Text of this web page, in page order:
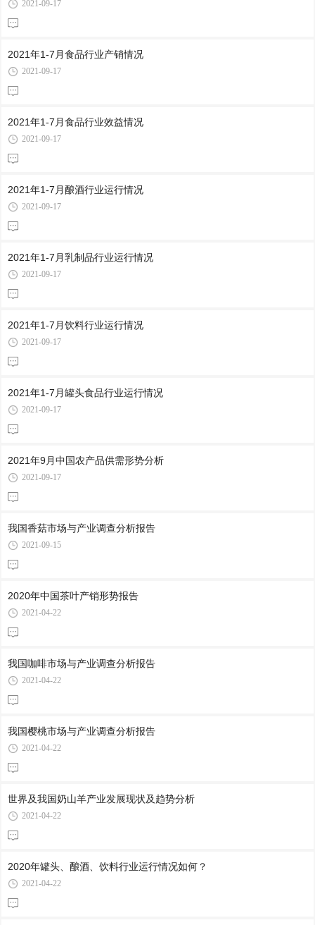
2021-09-17
2021年1-7月食品行业产销情况
2021-09-17
2021年1-7月食品行业效益情况
2021-09-17
2021年1-7月酿酒行业运行情况
2021-09-17
2021年1-7月乳制品行业运行情况
2021-09-17
2021年1-7月饮料行业运行情况
2021-09-17
2021年1-7月罐头食品行业运行情况
2021-09-17
2021年9月中国农产品供需形势分析
2021-09-17
我国香菇市场与产业调查分析报告
2021-09-15
2020年中国茶叶产销形势报告
2021-04-22
我国咖啡市场与产业调查分析报告
2021-04-22
我国樱桃市场与产业调查分析报告
2021-04-22
世界及我国奶山羊产业发展现状及趋势分析
2021-04-22
2020年罐头、酿酒、饮料行业运行情况如何？
2021-04-22